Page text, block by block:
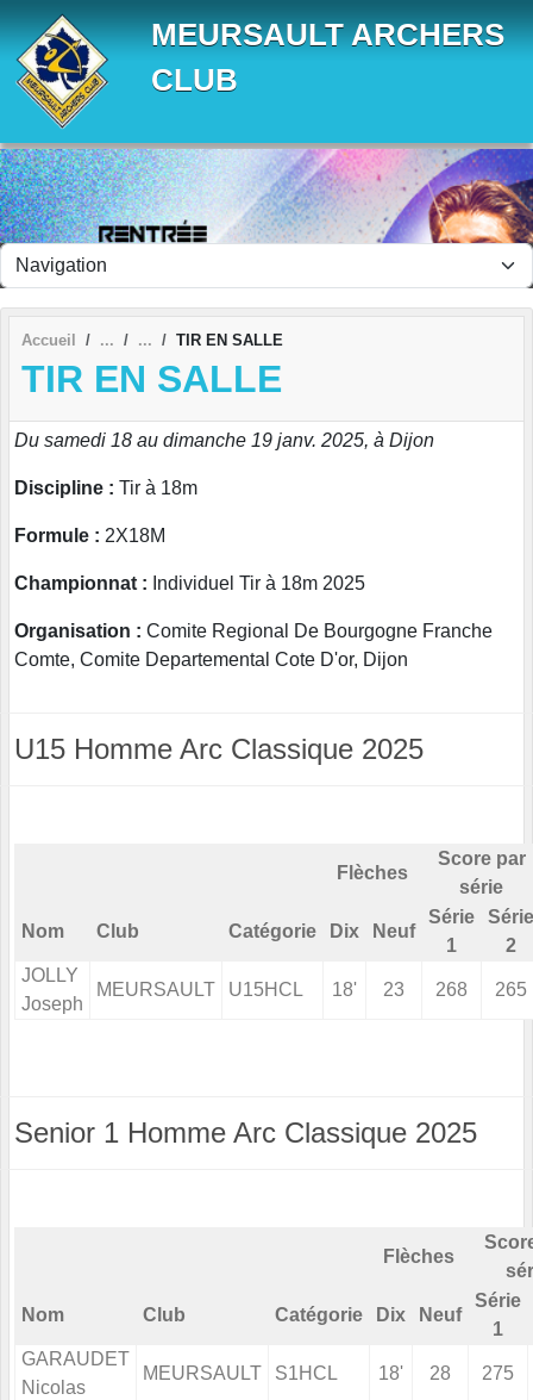
MEURSAULT ARCHERS
CLUB
Accueil TIR EN SALLE
TIR EN SALLE
Du samedi 18 au dimanche 19 janv. 2025, à Dijon
Discipline : Tir à 18m
Formule : 2X18M
Championnat : Individuel Tir à 18m 2025
Organisation : Comite Regional De Bourgogne Franche
Comte, Comite Departemental Cote D'or, Dijon
U15 Homme Arc Classique 2025
Flèches
Score par
série
Nom Club Catégorie Dix Neuf
Série
1
Série
2
JOLLY
Joseph
MEURSAULT U15HCL 18' 23 268 265
Senior 1 Homme Arc Classique 2025
Flèches
Nom Club Catégorie Dix Neuf
Série
1
GARAUDET
Nicolas
MEURSAULT S1HCL 18' 28 275
Panneau de gestion des cookies